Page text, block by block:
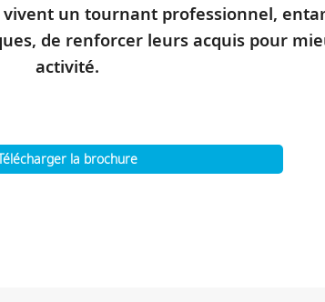
un tournant professionnel,
de renforcer leurs acquis pour
activité.
la brochure